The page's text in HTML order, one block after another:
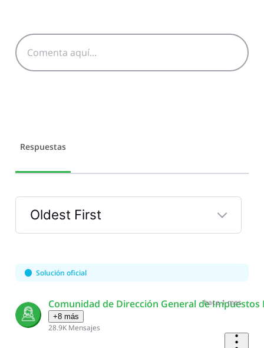
Respuestas
Oldest First
Selected
First
Solución oficial
Comunidad de Dirección General de
+8 más
28.9K Mensajes
hace 1 mes